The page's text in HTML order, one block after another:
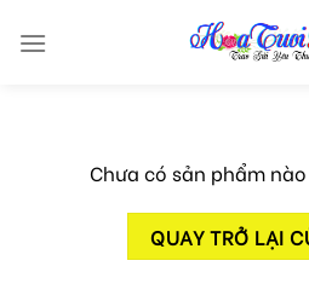
Chưa có sản phẩm
QUAY TRỞ LẠI